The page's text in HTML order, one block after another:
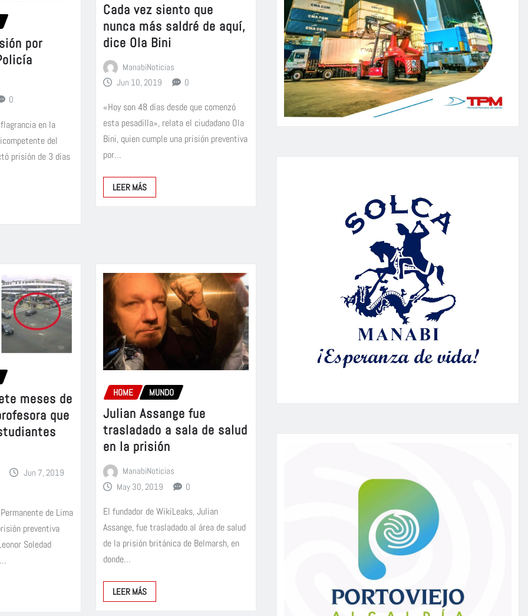
por
0
en la
del
prisión de 3 días
Cada vez siento que
nunca más saldré de aquí,
dice Ola Bini
ManabiNoticias
Jun 10, 2019
0
«Hoy son 48 días desde que comenzó
esta pesadilla», relata el ciudadano Ola
Bini, quien cumple una prisión preventiva
por…
LEER MÁS
meses de
que
Jun 7, 2019
de Lima
preventiva
Soledad
HOME MUNDO
Julian Assange fue
trasladado a sala de salud
en la prisión
ManabiNoticias
May 30, 2019
0
El fundador de WikiLeaks, Julian
Assange, fue trasladado al área de salud
de la prisión británica de Belmarsh, en
donde…
LEER MÁS